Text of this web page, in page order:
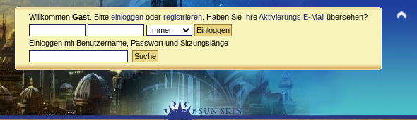
Willkommen Gast . Bitte einloggen oder registrieren . Haben Sie IhreAktivierungs E-Mail übersehen?
Einloggen mit Benutzername, Passwort und Sitzungslänge